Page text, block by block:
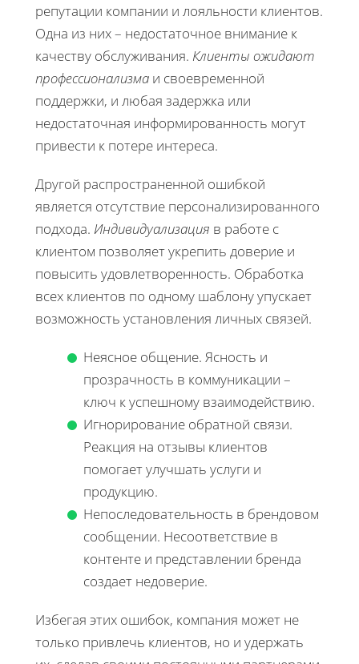
репутации компании и лояльности клиентов.
Одна из них – недостаточное внимание к
качеству обслуживания. Клиенты ожидают
профессионализма и своевременной
поддержки, и любая задержка или
недостаточная информированность могут
привести к потере интереса.
Другой распространенной ошибкой
является отсутствие персонализированного
подхода. Индивидуализация в работе с
клиентом позволяет укрепить доверие и
повысить удовлетворенность. Обработка
всех клиентов по одному шаблону упускает
возможность установления личных связей.
Неясное общение. Ясность и
прозрачность в коммуникации –
ключ к успешному взаимодействию.
Игнорирование обратной связи.
Реакция на отзывы клиентов
помогает улучшать услуги и
продукцию.
Непоследовательность в брендовом
сообщении. Несоответствие в
контенте и представлении бренда
создает недоверие.
Избегая этих ошибок, компания может не
только привлечь клиентов, но и удержать